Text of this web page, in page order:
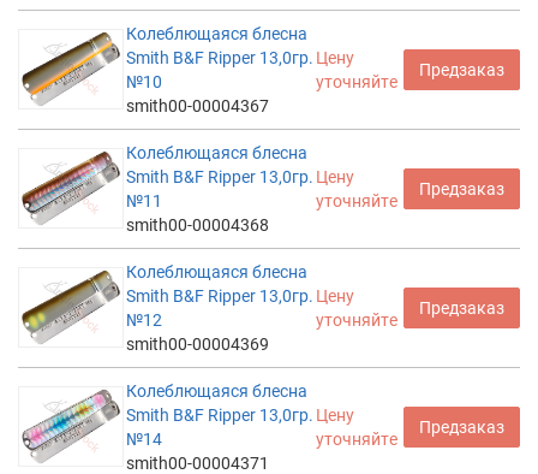
Колеблющаяся блесна
Smith B&F Ripper 13,0гр.
№10
smith00-00004367
Цену
уточняйте
Предзаказ
Колеблющаяся блесна
Smith B&F Ripper 13,0гр.
№11
smith00-00004368
Цену
уточняйте
Предзаказ
Колеблющаяся блесна
Smith B&F Ripper 13,0гр.
№12
smith00-00004369
Цену
уточняйте
Предзаказ
Колеблющаяся блесна
Smith B&F Ripper 13,0гр.
№14
smith00-00004371
Цену
уточняйте
Предзаказ